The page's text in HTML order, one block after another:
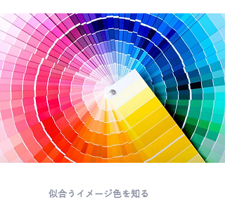
似合うイメージ色を知る